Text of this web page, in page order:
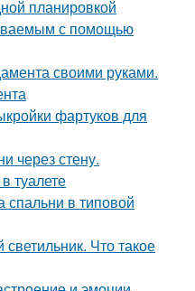
планировкой
с помощью
своими руками.
фартуков для
через стену.
туалете
спальни в типовой
Что такое